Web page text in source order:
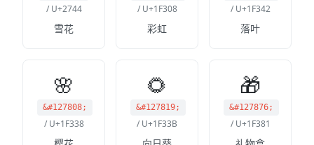
/ U+2744
雪花
/ U+1F308
彩虹
/ U+1F342
落叶
🌸
&#127808;
/ U+1F338
🌻
&#127819;
/ U+1F33B
🎁
&#127876;
/ U+1F381